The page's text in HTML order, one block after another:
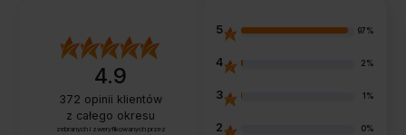
4.9
372 opinii klientów
z całego okresu
zebranych i zweryfikowanych przez
5 97%
4 2%
3 1%
2 0%